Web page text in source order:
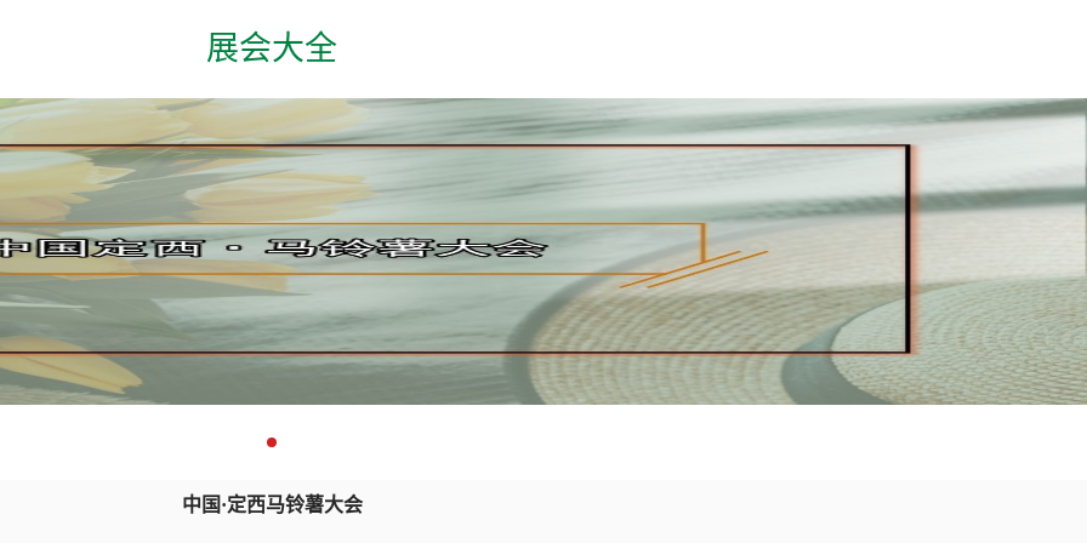
展会大全
中国·定西马铃薯大会